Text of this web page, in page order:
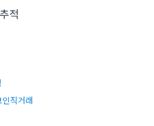
적
인직거래